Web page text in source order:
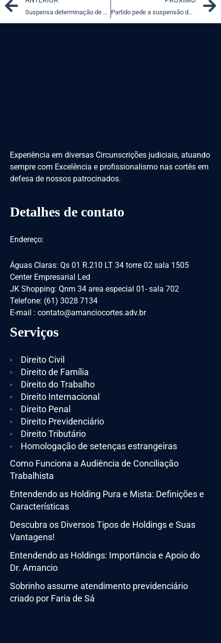
Suspensa determinação de divulgação de dados de renúncias fiscais e contrapartidas de empresas em MG Partido pede a suspensão de decreto que alterou composição de conselho deliberativo do Fundo Nacional do Meio Ambiente
Experiência em diversas Circunscrições judiciais, atuando
sempre com Excelência e profissionalismo nas cortês em
defesa de nossos patrocinados.
Detalhes de contato
Endereço:
Águas Claras: Qs 01 R.210 LT 34 torre 02 sala 1505
Center Empresarial Led
JK Shopping: Qnm 34 area especial 01- sala 702
Telefone: (61) 3028 7134
E-mail : contato@amanciocortes.adv.br
Serviços
Direito Civil
Direito de Família
Direito do Trabalho
Direito Internacional
Direito Penal
Direito Previdenciário
Direito Tributário
Homologação de setenças estrangeiras
Como Funciona a Audiência de Conciliação
Trabalhista
Entendendo as Holding Pura e Mista: Definições e
Características
Descubra os Diversos Tipos de Holdings e Suas
Vantagens!
Entendendo as Holdings: Importância e Apoio do
Dr. Amancio
Sobrinho assume atendimento previdenciário
criado por Faria de Sá